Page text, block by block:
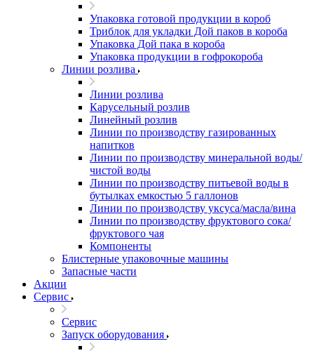
Упаковка готовой продукции в короб
Триблок для укладки Дой паков в короба
Упаковка Дой пака в короба
Упаковка продукции в гофрокороба
Линии розлива
Линии розлива
Карусельный розлив
Линейный розлив
Линии по производству газированных
напитков
Линии по производству минеральной воды/
чистой воды
Линии по производству питьевой воды в
бутылках емкостью 5 галлонов
Линии по производству уксуса/масла/вина
Линии по производству фруктового сока/
фруктового чая
Компоненты
Блистерные упаковочные машины
Запасные части
Акции
Сервис
Сервис
Запуск оборудования